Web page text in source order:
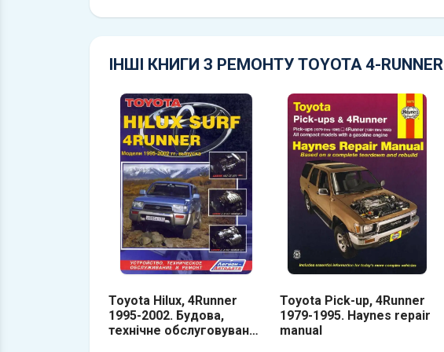
ІНШІ КНИГИ З РЕМОНТУ TOYOTA 4-RUNNER
Toyota Hilux, 4Runner
1995-2002. Будова,
технічне обслуговування
Toyota Pick-up, 4Runner
1979-1995. Haynes repair
manual